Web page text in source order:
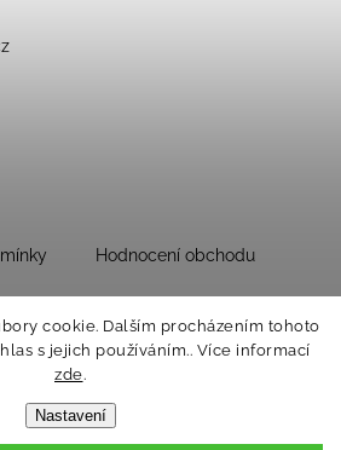
cookie. Dalším procházením tohoto
s jejich používáním.. Více informací
zde.
Nastavení
Hodnocení obchodu